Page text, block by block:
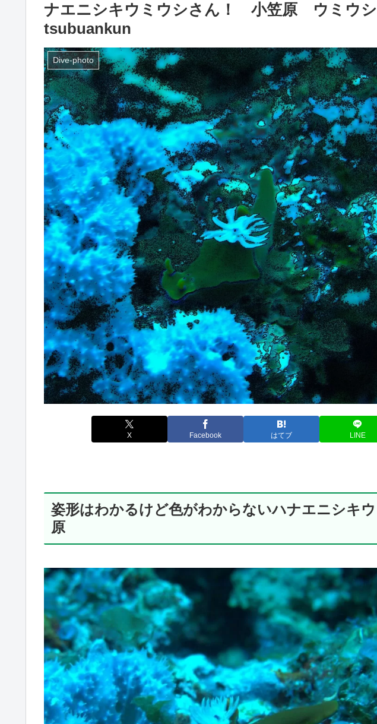
ナエニシキウミウシさん！ 小笠原 ウミウ
tsubuankun
Dive-photo
X Facebook はてブ LINE
姿形はわかるけど色がわからないハナエニシキ
原